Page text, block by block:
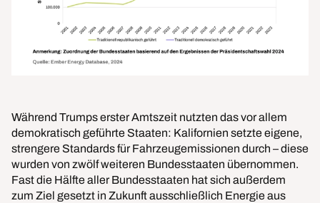
Während Trumps erster Amtszeit nutzten das vor allem
demokratisch geführte Staaten: Kalifornien setzte eigene,
strengere Standards für Fahrzeugemissionen durch – diese
wurden von zwölf weiteren Bundesstaaten übernommen.
Fast die Hälfte aller Bundesstaaten hat sich außerdem
zum Ziel gesetzt in Zukunft ausschließlich Energie aus